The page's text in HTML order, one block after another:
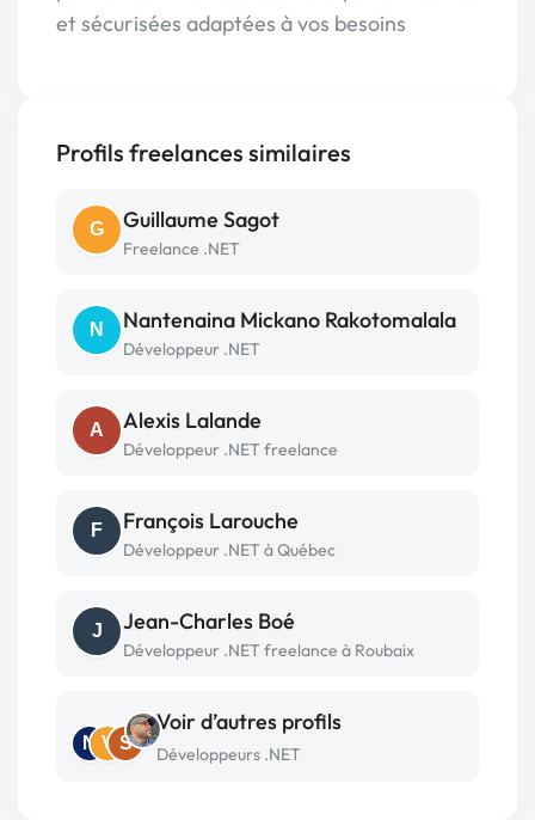
et sécurisées adaptées à vos besoins
Profils freelances similaires
G Guillaume Sagot
Freelance .NET
N Nantenaina Mickano Rakotomalala
Développeur .NET
A Alexis Lalande
Développeur .NET freelance
F François Larouche
Développeur .NET à Québec
J Jean-Charles Boé
Développeur .NET freelance à Roubaix
N V S
Voir d’autres profils
Développeurs .NET